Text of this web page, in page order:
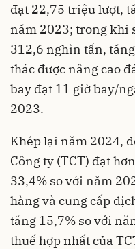
đạt 22,75 triệu lượt,
năm 2023; trong khi
312,6 nghìn tấn,
thác được nâng cao
bay đạt 11 giờ bay/
2023.
Khép lại năm 2024,
Công ty (TCT) đạt
33,4% so với năm
hàng và cung cấp
tăng 15,7% so với
thuế hợp nhất của